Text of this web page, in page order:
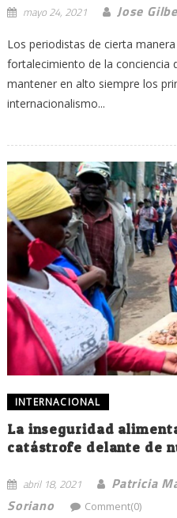
mayo 24, 2021 Jose
Los periodistas de cierta
fortalecimiento de la conciencia
mantener en alto siempre los
internacionalismo...
INTERNACIONAL
La inseguridad
catástrofe delante de
abril 18, 2021
Patricia
Soriano
Comment(0)